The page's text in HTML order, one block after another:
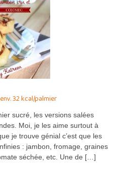
env. 32 kcal/palmier
sucré, les versions salées
Moi, je les aime surtout à
je trouve génial c’est que les
: jambon, fromage, graines
séchée, etc. Une de […]